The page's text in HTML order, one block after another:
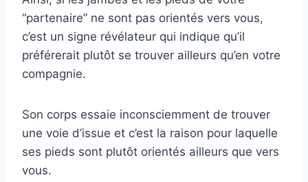
“partenaire” ne sont pas orientés vers vous,
c’est un signe révélateur qui indique qu’il
préférerait plutôt se trouver ailleurs qu’en votre
compagnie.
Son corps essaie inconsciemment de trouver
une voie d’issue et c’est la raison pour laquelle
ses pieds sont plutôt orientés ailleurs que vers
vous.